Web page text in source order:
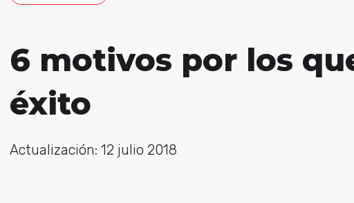
6 motivos por los
éxito
Actualización: 12 julio 2018